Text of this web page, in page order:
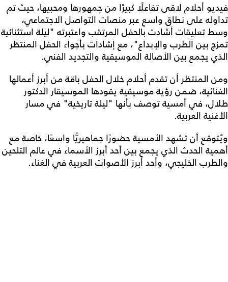
فيديو أحلام لاقى تفاعلًا كبيرًا من جمهورها ومحبيها، حيث تم
تداوله على نطاق واسع عبر منصات التواصل الاجتماعي،
وسط تعليقات أشادت بالحفل المرتقب واعتبرته "ليلة استثنائية
تمزج بين الطرب والإبداع"، مع إشادات بأجواء الحفل المنتظر
الذي يجمع بين الأصالة الموسيقية والتجديد الفني.
ومن المنتظر أن تقدم أحلام خلال الحفل باقة من أبرز أعمالها
الغنائية، ضمن رؤية موسيقية يقودها الموسيقار الدكتور
طلال، في أمسية توصف بأنها "ليلة تاريخية" في مسار
الأغنية العربية.
ويُتوقع أن تشهد الأمسية حضورًا جماهيريًّا واسعًا، خاصة مع
أهمية الحدث الذي يجمع بين أحد أبرز الأسماء في عالم التلحين
والطرب الخليجي، وأحد أبرز الأصوات العربية في الغناء.